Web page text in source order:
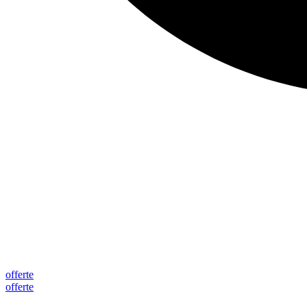
offerte
offerte